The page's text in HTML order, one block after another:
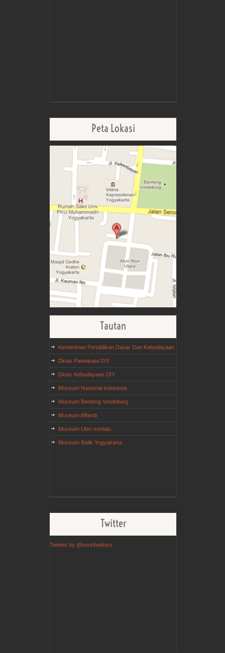
Peta Lokasi
Tautan
Kementrian Pendidikan Dasar Dan Kebudayaan
Dinas Pariwisata DIY
Dinas Kebudayaan DIY
Museum Nasional Indonesia
Museum Benteng Vredeburg
Museum Affandi
Museum Ulen sentalu
Museum Batik Yogyakarta
Twitter
Tweets by @sonobudoyo